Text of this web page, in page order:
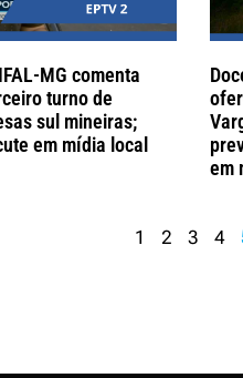
MG comenta
turno de
sul mineiras;
em mídia local
em
1 2 3 4